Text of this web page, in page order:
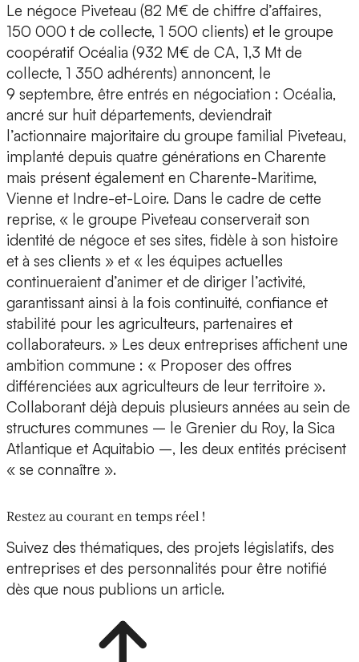
Le négoce Piveteau (82 M€ de chiffre d’affaires,
150 000 t de collecte, 1 500 clients) et le groupe
coopératif Océalia (932 M€ de CA, 1,3 Mt de
collecte, 1 350 adhérents) annoncent, le
9 septembre, être entrés en négociation : Océalia,
ancré sur huit départements, deviendrait
l’actionnaire majoritaire du groupe familial Piveteau,
implanté depuis quatre générations en Charente
mais présent également en Charente-Maritime,
Vienne et Indre-et-Loire. Dans le cadre de cette
reprise, « le groupe Piveteau conserverait son
identité de négoce et ses sites, fidèle à son histoire
et à ses clients » et « les équipes actuelles
continueraient d’animer et de diriger l’activité,
garantissant ainsi à la fois continuité, confiance et
stabilité pour les agriculteurs, partenaires et
collaborateurs. » Les deux entreprises affichent une
ambition commune : « Proposer des offres
différenciées aux agriculteurs de leur territoire ».
Collaborant déjà depuis plusieurs années au sein de
structures communes – le Grenier du Roy, la Sica
Atlantique et Aquitabio –, les deux entités précisent
« se connaître ».
Restez au courant en temps réel !
Suivez des thématiques, des projets législatifs, des
entreprises et des personnalités pour être notifié
dès que nous publions un article.